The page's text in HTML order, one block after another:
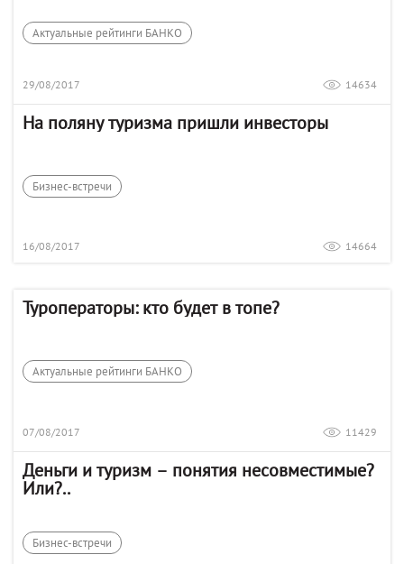
Актуальные рейтинги БАНКО
29/08/2017 14634
На поляну туризма пришли инвесторы
Бизнес-встречи
16/08/2017 14664
Туроператоры: кто будет в топе?
Актуальные рейтинги БАНКО
07/08/2017 11429
Деньги и туризм – понятия несовместимые?
Или?..
Бизнес-встречи